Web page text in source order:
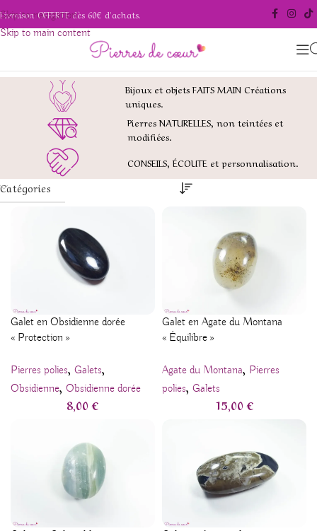
Skip to navigation
Skip to main content
Livraison OFFERTE dès 60€ d'achats.
Bijoux et objets FAITS MAIN Créations
uniques.
Pierres NATURELLES, non teintées et
modifiées.
CONSEILS, ÉCOUTE et personnalisation.
Catégories
Galet en Obsidienne dorée
« Protection »
Pierres polies, Galets,
Obsidienne, Obsidienne dorée
8,00€
Galet en Agate du Montana
« Équilibre »
Agate du Montana, Pierres
polies, Galets
15,00€